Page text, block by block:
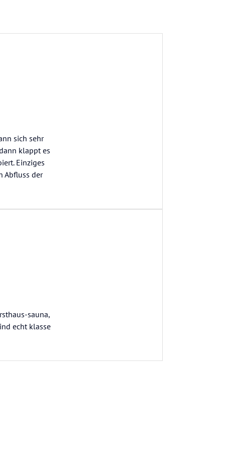
sich sehr
klappt es
Einziges
Abfluss der
sauna,
echt klasse